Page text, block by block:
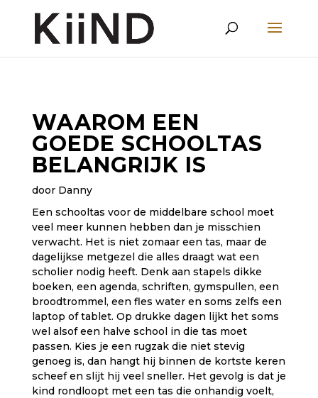
WAAROM EEN
GOEDE SCHOOLTAS
BELANGRIJK IS
door Danny
Een schooltas voor de middelbare school moet
veel meer kunnen hebben dan je misschien
verwacht. Het is niet zomaar een tas, maar de
dagelijkse metgezel die alles draagt wat een
scholier nodig heeft. Denk aan stapels dikke
boeken, een agenda, schriften, gymspullen, een
broodtrommel, een fles water en soms zelfs een
laptop of tablet. Op drukke dagen lijkt het soms
wel alsof een halve school in die tas moet
passen. Kies je een rugzak die niet stevig
genoeg is, dan hangt hij binnen de kortste keren
scheef en slijt hij veel sneller. Het gevolg is dat je
kind rondloopt met een tas die onhandig voelt,